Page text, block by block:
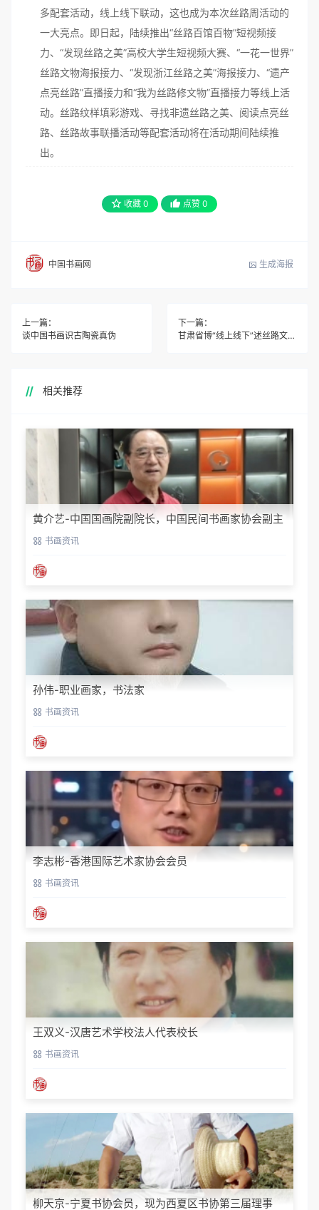
多配套活动，线上线下联动，这也成为本次丝路周活动的
一大亮点。即日起，陆续推出“丝路百馆百物”短视频接
力、“发现丝路之美”高校大学生短视频大赛、“一花一世界”
丝路文物海报接力、“发现浙江丝路之美”海报接力、“遗产
点亮丝路”直播接力和“我为丝路修文物”直播接力等线上活
动。丝路纹样填彩游戏、寻找非遗丝路之美、阅读点亮丝
路、丝路故事联播活动等配套活动将在活动期间陆续推
出。
收藏 0 点赞 0
中国书画网 生成海报
上一篇：
谈中国书画识古陶瓷真伪
下一篇：
甘肃省博“线上线下”述丝路文明 预约制“疫”外升温
相关推荐
黄介艺-中国国画院副院长，中国民间书画家协会副主
席 书画资讯
孙伟-职业画家，书法家
书画资讯
李志彬-香港国际艺术家协会会员
书画资讯
王双义-汉唐艺术学校法人代表校长
书画资讯
柳天京-宁夏书协会员，现为西夏区书协第三届理事